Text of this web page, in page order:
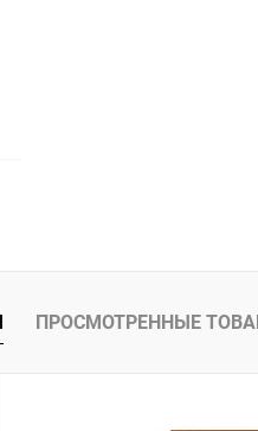
ПРОСМОТРЕННЫЕ